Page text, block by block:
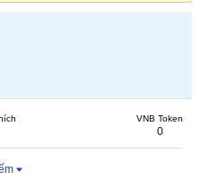
VNB Token
0